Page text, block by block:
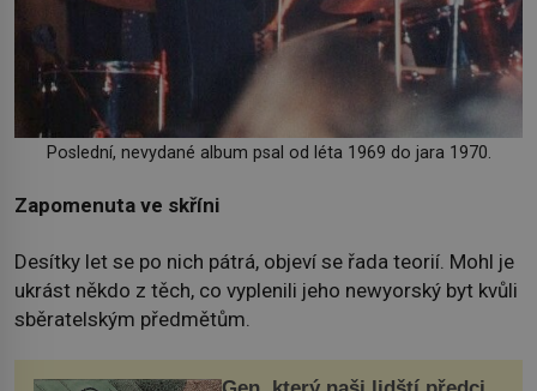
Poslední, nevydané album psal od léta 1969 do jara 1970.
Zapomenuta ve skříni
Desítky let se po nich pátrá, objeví se řada teorií. Mohl je
ukrást někdo z těch, co vyplenili jeho newyorský byt kvůli
sběratelským předmětům.